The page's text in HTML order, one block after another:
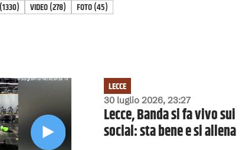
(1330) VIDEO(278) FOTO(45)
30 luglio 2026, 23:27
LECCE
Lecce, Banda si fa vivo sui
social: sta bene e si allena